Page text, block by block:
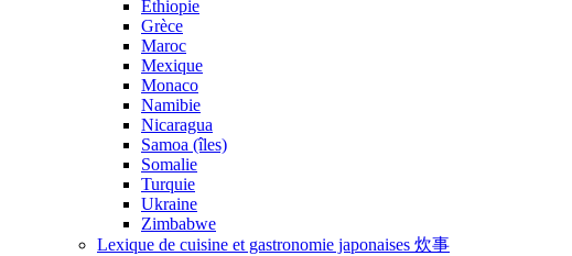
Éthiopie
Grèce
Maroc
Mexique
Monaco
Namibie
Nicaragua
Samoa (îles)
Somalie
Turquie
Ukraine
Zimbabwe
Lexique de cuisine et gastronomie japonaises 炊事